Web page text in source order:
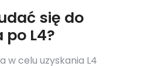
się do
L4?
w celu uzyskania L4